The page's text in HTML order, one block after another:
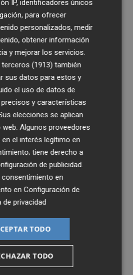
IP, identificadores únicos
para ofrecer
personalizados, medir
obtener información
y mejorar los servicios.
(1913) también
sus datos para estos y
el uso de datos de
y características
elecciones se aplican
Algunos proveedores
el interés legítimo en
tiene derecho a
de publicidad
en
enConfiguración de
de privacidad
TODO
TODO